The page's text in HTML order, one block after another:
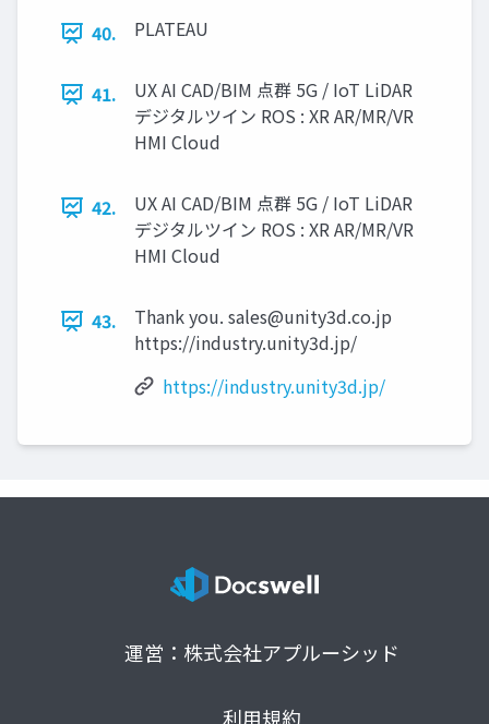
40.
PLATEAU
41.
UX AI CAD/BIM 点群 5G / IoT LiDAR
デジタルツイン ROS : XR AR/MR/VR
HMI Cloud
42.
UX AI CAD/BIM 点群 5G / IoT LiDAR
デジタルツイン ROS : XR AR/MR/VR
HMI Cloud
43. Thank you. sales@unity3d.co.jp
https://industry.unity3d.jp/
https://industry.unity3d.jp/
運営：株式会社アプルーシッド
利用規約